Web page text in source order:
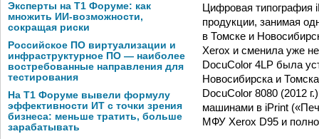
Эксперты на Т1 Форуме: как
множить ИИ-возможности,
сокращая риски
Российское ПО виртуализации и
инфраструктурное ПО — наиболее
востребованные направления для
тестирования
На Т1 Форуме вывели формулу
эффективности ИТ с точки зрения
бизнеса: меньше тратить, больше
зарабатывать
Цифровая типография
продукции, занимая
в Томске и
Xerox и сменила уже
DocuColor 4LP была
Новосибирска и
DocuColor 8080 (2012
машинами в iPrint
МФУ Xerox D95 и